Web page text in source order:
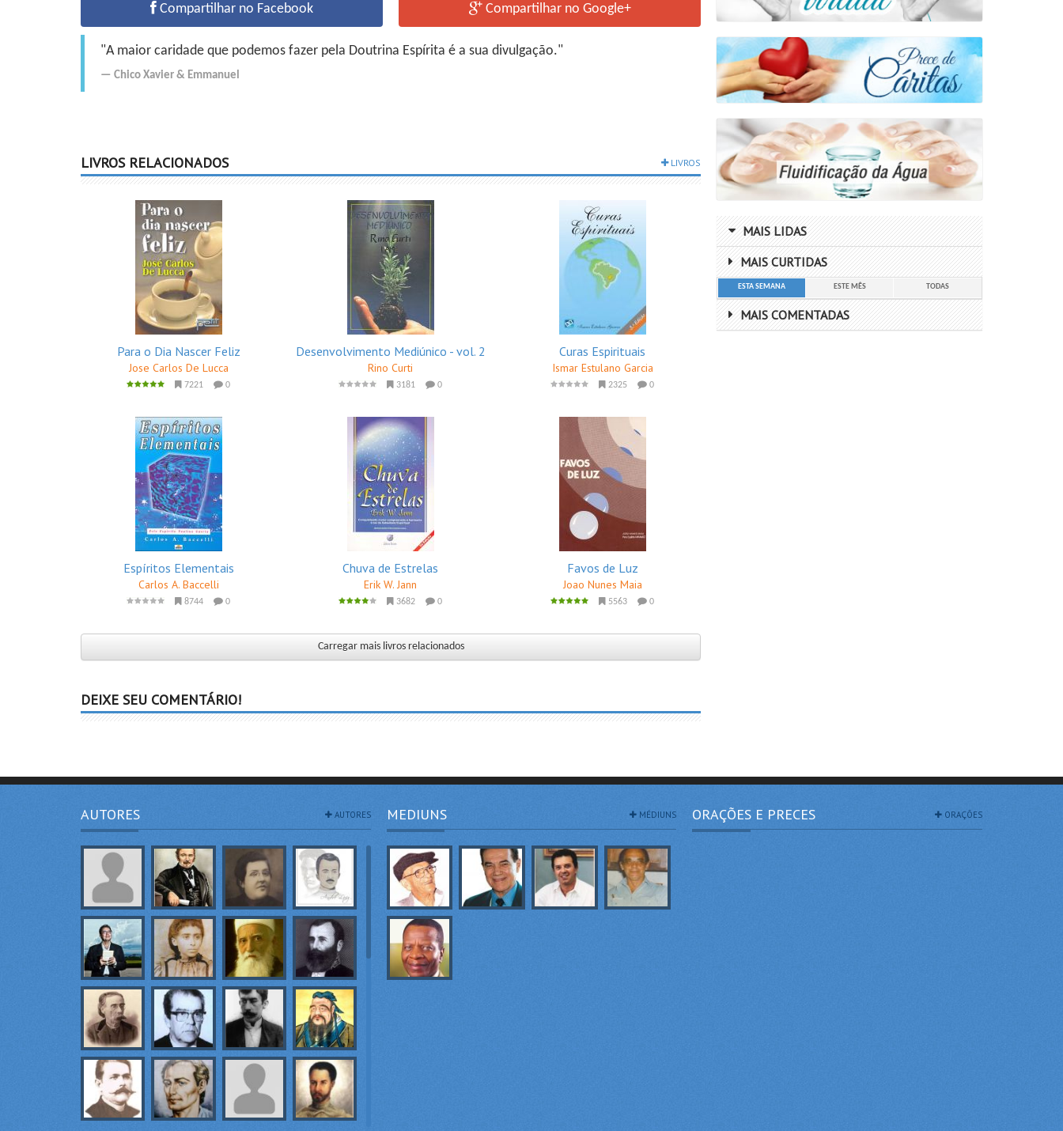
Compartilhar no Facebook Compartilhar no Google+
"A maior caridade que podemos fazer pela Doutrina Espírita é a sua divulgação."
Chico Xavier & Emmanuel
LIVROS RELACIONADOS LIVROS
Para o Dia Nascer Feliz
Jose Carlos De Lucca
7221 0
Desenvolvimento Mediúnico - vol. 2
Rino Curti
3181 0
Curas Espirituais
Ismar Estulano Garcia
2325 0
Espíritos Elementais
Carlos A. Baccelli
8744 0
Chuva de Estrelas
Erik W. Jann
3682 0
Favos de Luz
Joao Nunes Maia
5563 0
Carregar mais livros relacionados
DEIXE SEU COMENTÁRIO!
MAIS LIDAS
MAIS CURTIDAS
ESTA SEMANA ESTE MÊS TODAS
MAIS COMENTADAS
AUTORES AUTORES MEDIUNS MÉDIUNS ORAÇÕES E PRECES ORAÇÕES